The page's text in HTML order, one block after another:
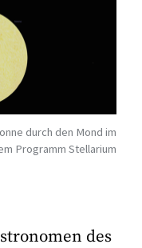
durch den Mond im
Programm Stellarium
des